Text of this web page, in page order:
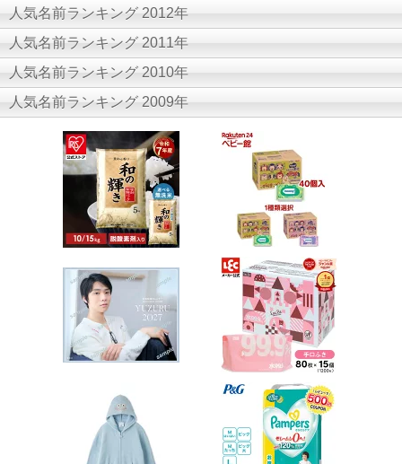
人気名前ランキング 2012年
人気名前ランキング 2011年
人気名前ランキング 2010年
人気名前ランキング 2009年